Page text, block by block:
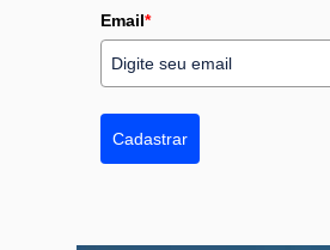
Email*
Cadastrar